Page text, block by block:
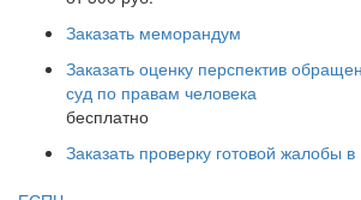
Заказать меморандум
Заказать оценку перспектив
суд по правам человека
бесплатно
Заказать проверку готовой жалобы